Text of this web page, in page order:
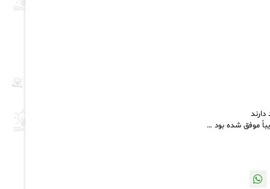
موفق شده بود …